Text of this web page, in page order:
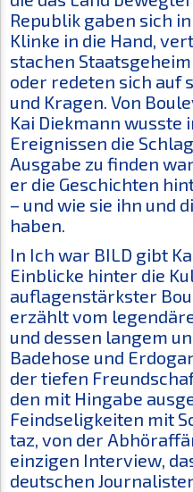
Republik gaben sich
Klinke in die Hand,
stachen
oder redeten sich auf
und Kragen. Von
Kai Diekmann wusste
Ereignissen die
Ausgabe zu finden
er die Geschichten
– und wie sie ihn und
haben.
In Ich war BILD gibt
Einblicke hinter die
auflagenstärkster
erzählt vom
und dessen langem
Badehose und
der tiefen
den mit Hingabe
Feindseligkeiten mit
taz, von der
einzigen Interview,
deutschen